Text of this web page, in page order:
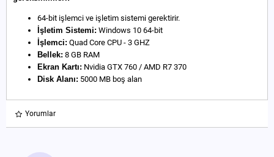
64-bit işlemci ve işletim sistemi gerektirir.
İşletim Sistemi: Windows 10 64-bit
İşlemci: Quad Core CPU - 3 GHZ
Bellek: 8 GB RAM
Ekran Kartı: Nvidia GTX 760 / AMD R7 370
Disk Alanı: 5000 MB boş alan
Yorumlar